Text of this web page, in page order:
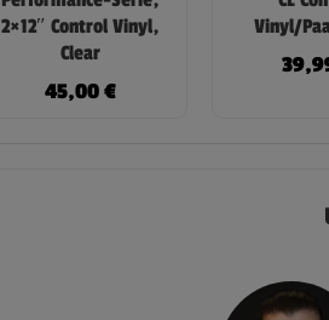
2×12″ Control Vinyl,
Clear
45,00€
Vinyl/